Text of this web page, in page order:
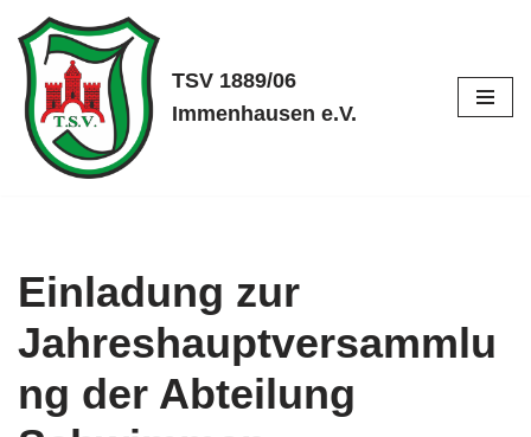
Zum
Inhalt
springen
TSV 1889/06
Immenhausen e.V.
Einladung zur
Jahreshauptversammlu
ng der Abteilung